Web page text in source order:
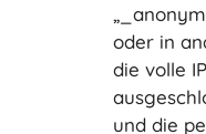
oder in
die volle
und die